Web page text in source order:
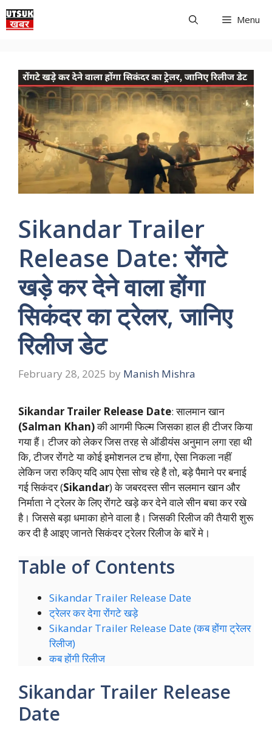
Skip
to
Menu
Sikandar Trailer
Release Date: रोंगटे
खड़े कर देने वाला होंगा
सिकंदर का ट्रेलर, जानिए
रिलीज डेट
February 28, 2025 by Manish Mishra
Sikandar Trailer Release Date: सालमान खान
(Salman Khan)की आगमी फिल्म जिसका हाल ही टीजर किया
गया हैं। टीजर को लेकर जिस तरह से ऑडीयंस अनुमान लगा रहा थी
कि, टीजर रोंगटे या कोई इमोशनल टच होंगा, ऐसा निकला नहीं
लेकिन जरा रुकिए यदि आप ऐसा सोच रहे है तो, बड़े पैमाने पर बनाई
गई सिकंदर (Sikandar) के जबरदस्त सीन सलमान खान और
निर्माता ने ट्रेलर के लिए रोंगटे खड़े कर देने वाले सीन बचा कर रखे
है। जिससे बड़ा धमाका होने वाला है। जिसकी रिलीज की तैयारी शुरू
कर दी है आइए जानते सिकंदर ट्रेलर रिलीज के बारें मे।
Table of Contents
Sikandar Trailer Release Date
ट्रेलर कर देगा रोंगटे खड़े
Sikandar Trailer Release Date (कब होंगा ट्रेलर
रिलीज)
कब होंगी रिलीज
Sikandar Trailer Release
Date